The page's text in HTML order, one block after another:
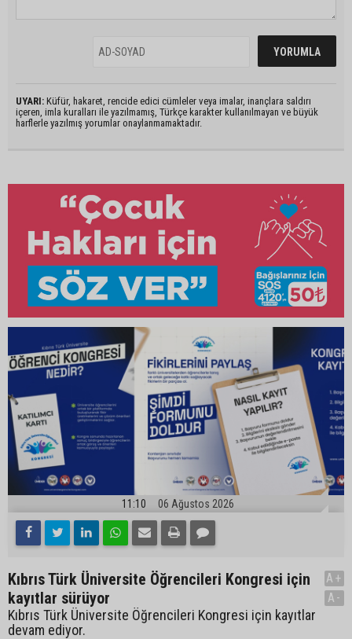
UYARI: Küfür, hakaret, rencide edici cümleler veya imalar, inançlara saldırı
içeren, imla kuralları ile yazılmamış, Türkçe karakter kullanılmayan ve büyük
harflerle yazılmış yorumlar onaylanmamaktadır.
11:10 06 Ağustos 2026
Kıbrıs Türk Üniversite Öğrencileri Kongresi için
kayıtlar sürüyor
Kıbrıs Türk Üniversite Öğrencileri Kongresi için kayıtlar
devam ediyor.
A+
A-